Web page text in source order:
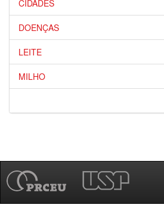
CIDADES
DOENÇAS
LEITE
MILHO